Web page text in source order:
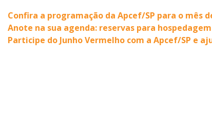
Confira a programação da Apcef/SP para o mês
Anote na sua agenda: reservas para
Participe do Junho Vermelho com a Apcef/SP e